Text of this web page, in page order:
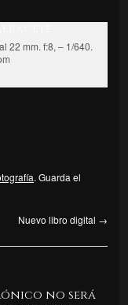
22 mm. f:8, – 1/640.
. Guarda el
Nuevo libro digital →
no será